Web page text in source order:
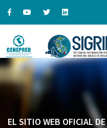
EL SITIO WEB OFICIAL